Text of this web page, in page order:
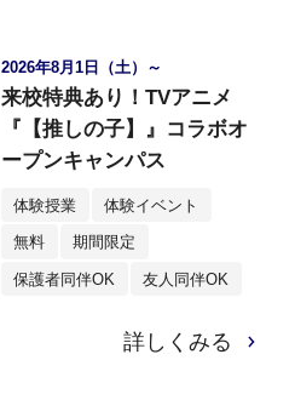
2026年8月1日（土）～
来校特典あり！TVアニメ
『【推しの子】』コラボオ
ープンキャンパス
体験授業 体験イベント
無料 期間限定
保護者同伴OK 友人同伴OK
詳しくみる